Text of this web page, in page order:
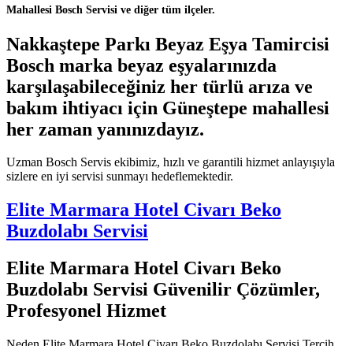
Mahallesi Bosch Servisi ve diğer tüm ilçeler.
Nakkaştepe Parkı Beyaz Eşya Tamircisi
Bosch marka beyaz eşyalarınızda
karşılaşabileceğiniz her türlü arıza ve
bakım ihtiyacı için Güneştepe mahallesi
her zaman yanınızdayız.
Uzman Bosch Servis ekibimiz, hızlı ve garantili hizmet anlayışıyla
sizlere en iyi servisi sunmayı hedeflemektedir.
Elite Marmara Hotel Civarı Beko
Buzdolabı Servisi
Elite Marmara Hotel Civarı Beko
Buzdolabı Servisi Güvenilir Çözümler,
Profesyonel Hizmet